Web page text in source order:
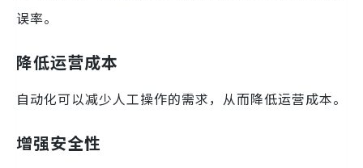
误率。
降低运营成本
自动化可以减少人工操作的需求，从而降低运营成本。
增强安全性